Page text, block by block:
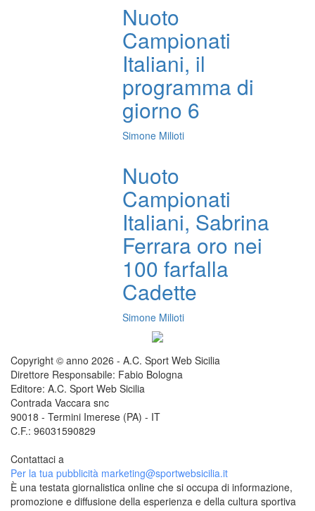
Nuoto
Campionati
Italiani, il
programma di
giorno 6
Simone Milioti
Nuoto
Campionati
Italiani, Sabrina
Ferrara oro nei
100 farfalla
Cadette
Simone Milioti
Copyright © anno 2026 - A.C. Sport Web Sicilia
Direttore Responsabile: Fabio Bologna
Editore: A.C. Sport Web Sicilia
Contrada Vaccara snc
90018 - Termini Imerese (PA) - IT
C.F.: 96031590829
Contattaci a
Per la tua pubblicità marketing@sportwebsicilia.it
È una testata giornalistica online che si occupa di informazione,
promozione e diffusione della esperienza e della cultura sportiva